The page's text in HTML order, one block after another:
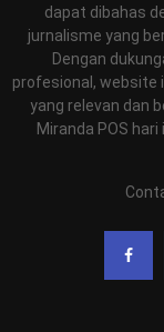
dapat dibahas
jurnalisme yang
Dengan
profesional, website
yang relevan dan
Miranda POS